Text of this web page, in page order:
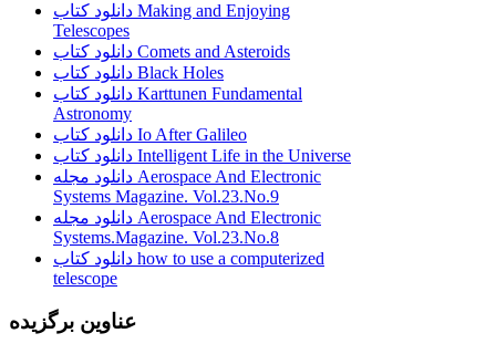
دانلود کتاب Making and Enjoying
Telescopes
دانلود کتاب Comets and Asteroids
دانلود کتاب Black Holes
دانلود کتاب Karttunen Fundamental
Astronomy
دانلود کتاب Io After Galileo
دانلود کتاب Intelligent Life in the Universe
دانلود مجله Aerospace And Electronic
Systems Magazine. Vol.23.No.9
دانلود مجله Aerospace And Electronic
Systems.Magazine. Vol.23.No.8
دانلود کتاب how to use a computerized
telescope
عناوین برگزیده